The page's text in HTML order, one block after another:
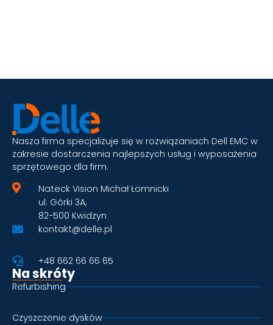
Nasza firma specjalizuje się w rozwiązaniach Dell EMC w
zakresie dostarczenia najlepszych usług i wyposażenia
sprzętowego dla firm.
Nateck Vision Michał Łomnicki
ul. Górki 3A,
82-500 Kwidzyn
kontakt@delle.pl
+48 662 66 66 65
Na skróty
Refurbishing
Czyszczenie dysków